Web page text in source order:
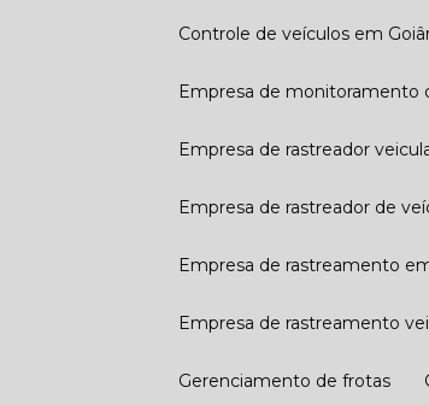
Controle de veículos em
Empresa de monitoramento
Empresa de rastreador
Empresa de rastreador de
Empresa de rastreamento
Empresa de rastreamento
Gerenciamento de frotas